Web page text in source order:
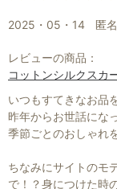
2025・05・14 匿
レビューの商品：
コットンシルクスカ
いつもすてきなお品
昨年からお世話にな
季節ごとのおしゃれ
ちなみにサイトのモ
で！？身につけた時